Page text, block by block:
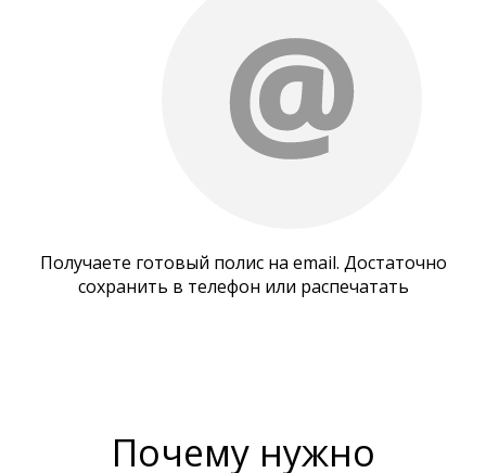
Получаете готовый полис на email. Достаточно
сохранить в телефон или распечатать
Почему нужно